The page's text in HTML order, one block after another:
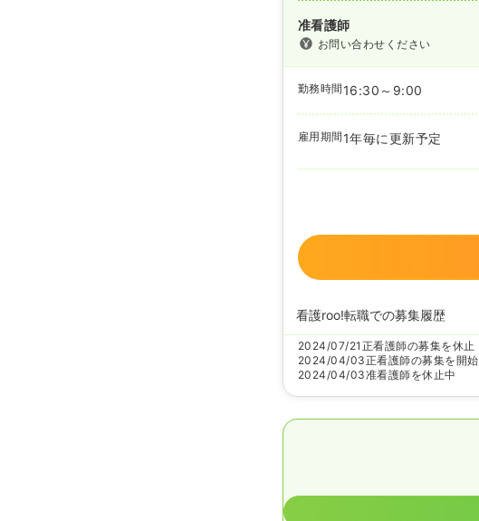
准看護師
お問い合わせください
勤務時間 16:30～9:00
雇用期間 1年毎に更新予定
看護roo!転職での募集履歴
2024/07/21 正看護師の募集を休止
2024/04/03正看護師の募集を開始
2024/04/03准看護師を休止中